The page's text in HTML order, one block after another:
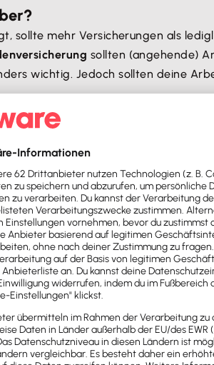
sollte mehr Versicherungen als
sollten (angehende)
wichtig. Jedoch sollten deine
wie eine
bedrohen: Könnte ein
du womöglich keine
einen Unfall zu Schaden kommt,
zahlen musst, ist die
müssen
und sorgt für die Regelung im